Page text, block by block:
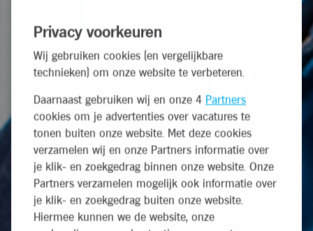
Privacy voorkeuren
Wij gebruiken cookies (en vergelijkbare
technieken) om onze website te verbeteren.
Daarnaast gebruiken wij en onze 4 Partners
cookies om je advertenties over vacatures te
tonen buiten onze website. Met deze cookies
verzamelen wij en onze Partners informatie over
je klik- en zoekgedrag binnen onze website. Onze
Partners verzamelen mogelijk ook informatie over
je klik- en zoekgedrag buiten onze website.
Hiermee kunnen we de website, onze